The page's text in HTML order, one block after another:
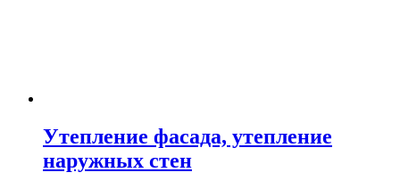
Утепление фасада, утепление
наружных стен